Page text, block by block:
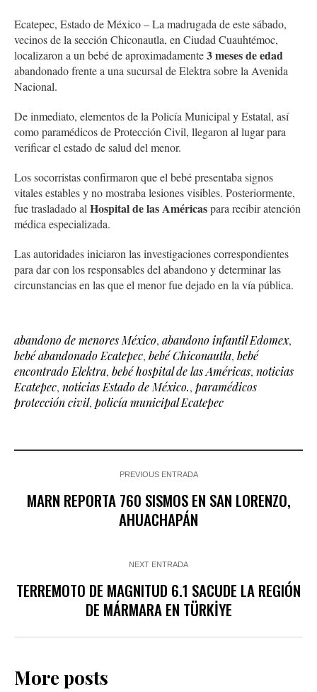
Ecatepec, Estado de México – La madrugada de este sábado,
vecinos de la sección Chiconautla, en Ciudad Cuauhtémoc,
localizaron a un bebé de aproximadamente3 meses de edad
abandonado frente a una sucursal de Elektra sobre la Avenida
Nacional.
De inmediato, elementos de la Policía Municipal y Estatal, así
como paramédicos de Protección Civil, llegaron al lugar para
verificar el estado de salud del menor.
Los socorristas confirmaron que el bebé presentaba signos
vitales estables y no mostraba lesiones visibles. Posteriormente,
fue trasladado al Hospital de las Américaspara recibir atención
médica especializada.
Las autoridades iniciaron las investigaciones correspondientes
para dar con los responsables del abandono y determinar las
circunstancias en las que el menor fue dejado en la vía pública.
abandono de menores México, abandono infantil Edomex,
bebé abandonado Ecatepec, bebé Chiconautla, bebé
encontrado Elektra, bebé hospital de las Américas, noticias
Ecatepec, noticias Estado de México., paramédicos
protección civil, policía municipal Ecatepec
PREVIOUS ENTRADA
MARN REPORTA 760 SISMOS EN SAN LORENZO,
AHUACHAPÁN
NEXT ENTRADA
TERREMOTO DE MAGNITUD 6.1 SACUDE LA REGIÓN
DE MÁRMARA EN TÜRKİYE
More posts